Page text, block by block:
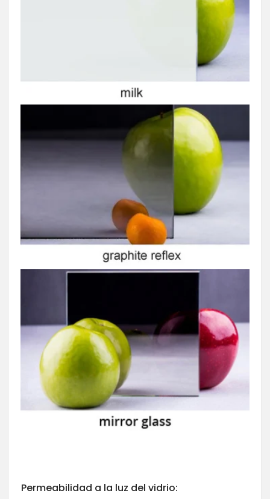
Permeabilidad a la luz del vidrio: